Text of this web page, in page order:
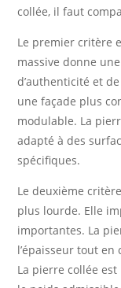
collée, il faut
Le premier critère
massive donne
d’authenticité et
une façade plus
modulable. La
adapté à des
spécifiques.
Le deuxième
plus lourde. Elle
importantes. La
l’épaisseur tout
La pierre collée